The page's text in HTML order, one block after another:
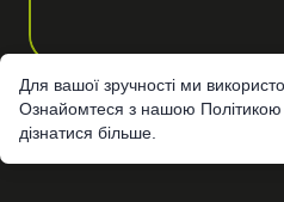
Для вашої зручності ми
Ознайомтеся з нашою Політикою
дізнатися більше.